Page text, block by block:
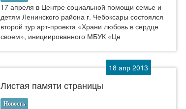
17 апреля в Центре социальной помощи семье и
детям Ленинского района г. Чебоксары состоялся
второй тур арт-проекта «Храни любовь в сердце
своем», инициированного МБУК «Це
18 апр 2013
Листая памяти страницы
Новость